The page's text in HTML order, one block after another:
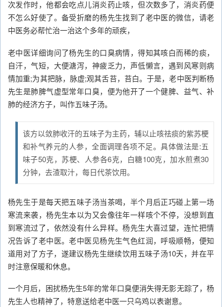
次发作时，他都会吃点儿消炎药止咳，但次数多了，消炎药便
不怎么好使了。备受折磨的杨先生找到了老中医的微信，请老
中医务必帮忙治一治这个多年的顽疾，
老中医详细询问了杨先生的口臭病情，得知其咳白而稀的痰，
自汗，气短，大便溏泻，神疲乏力，声低懒言，遇到风寒则病
情加重;为其把脉，脉虚;观其舌苔，苔白。于是，老中医判断杨
先生是肺脾气虚型常年口臭，便为他开了一个健脾、益气、补
肺的经济方子，叫作五味子汤。
该方以敛肺收汗的五味子为主药，辅以止咳祛痰的紫苏梗
和补气养元的人参，全面调理各项不足。具体做法是:五
味子50克，苏梗、人参各6克，白糖100克，加水煎煮30
分钟，去渣取汁，每日代茶饮用。
杨先生于是每天把五味子汤当茶喝，半个月后正巧碰上第一场
寒流来袭，杨先生本以为又会像往年一样咳个不停，没想到直
到寒流过了，依然没有什么异样。杨先生大喜过望，连忙把情
况告诉了老中医。老中医见杨先生气色红润，呼吸顺畅，便知
道用对了方子，遂建议杨先生继续饮用五味子汤10天，并在平
时注意保暖和休息。
一个月后，困扰杨先生5年的常年口臭便消失得无影无踪了，杨
先生人也精神了，特意送给老中医一只乌鸡以表谢意。